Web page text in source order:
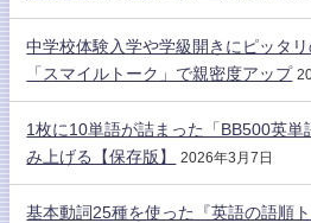
中学校体験入学や学級開きにピッタ
「スマイルトーク」で親密度アップ
1枚に10単語が詰まった「BB500英
み上げる【保存版】
2026年3月7日
基本動詞25種を使った『英語の語順